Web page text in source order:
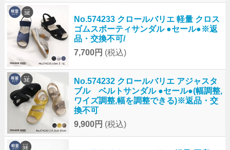
No.574233 クロールバリエ 軽量 クロス
ゴムスポーティサンダル ●セール●※返
品・交換不可/
7,700円 (税込)
No.574232 クロールバリエ アジャスタ
ブル ベルトサンダル ●セール●(幅調整,
ワイズ調整,幅を調整できる)※返品・交
換不可
9,900円 (税込)